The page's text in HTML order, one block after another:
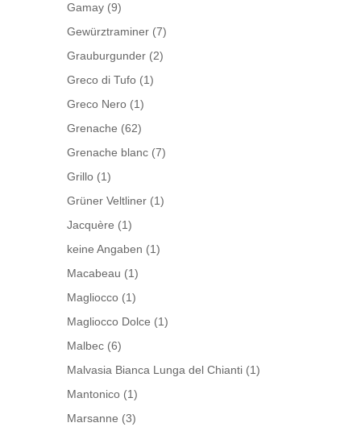
Gamay (9)
Gewürztraminer (7)
Grauburgunder (2)
Greco di Tufo (1)
Greco Nero (1)
Grenache (62)
Grenache blanc (7)
Grillo (1)
Grüner Veltliner (1)
Jacquère (1)
keine Angaben (1)
Macabeau (1)
Magliocco (1)
Magliocco Dolce (1)
Malbec (6)
Malvasia Bianca Lunga del Chianti (1)
Mantonico (1)
Marsanne (3)